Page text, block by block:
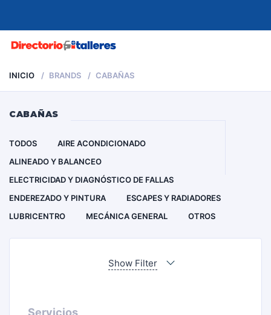
INICIO BRANDS CABAÑAS
CABAÑAS
TODOS
AIRE ACONDICIONADO
ALINEADO Y BALANCEO
ELECTRICIDAD Y DIAGNÓSTICO DE FALLAS
ENDEREZADO Y PINTURA
ESCAPES Y RADIADORES
LUBRICENTRO
MECÁNICA GENERAL OTROS
Show Filter
Servicios